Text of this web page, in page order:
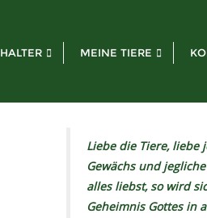
MEINE TIERE
Liebe die Tiere, liebe
Gewächs und
alles liebst, so wird
Geheimnis Gottes in